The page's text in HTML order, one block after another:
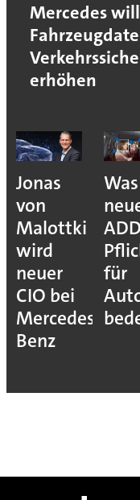
Mercedes
erhöhen
Jonas
von
Malottki
wird
neuer
CIO bei
Mercedes-
Benz
für